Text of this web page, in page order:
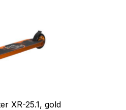
XR-25.1, gold